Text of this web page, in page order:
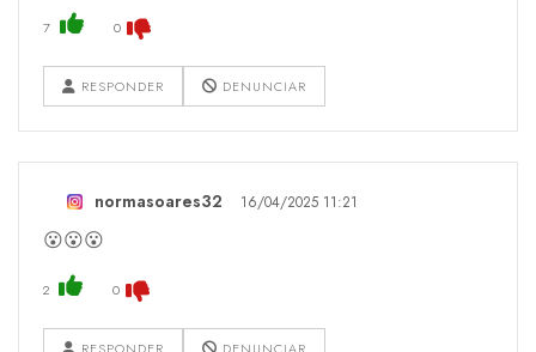
7 0
RESPONDER DENUNCIAR
normasoares32 16/04/2025 11:21
😮😮😮
2 0
RESPONDER DENUNCIAR